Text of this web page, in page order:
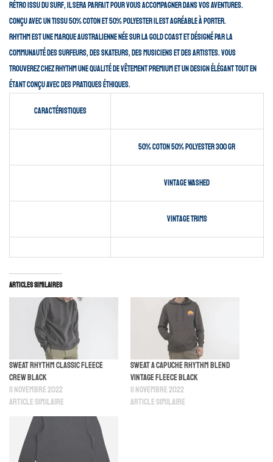
rétro issu du surf, il sera parfait pour vous accompagner dans vos aventures.
Conçu avec un tissu 50% coton et 50% polyester il est agréable à porter.
Rhythm est une marque Australienne née sur la Gold Coast et désigné par la
communauté des surfeurs, des skateurs, des musiciens et des artistes. Vous
trouverez chez Rhythm une qualité de vêtement premium et un design élégant tout en
étant conçu avec des pratiques éthiques.
Caractéristiques
50% coton 50% polyester 300 gr
Vintage Washed
Vintage Trims
Articles similaires
Sweat Rhythm Classic Fleece
Crew Black
11 novembre 2022
Article similaire
Sweat A Capuche Rhythm Blend
Vintage Fleece Black
11 novembre 2022
Article similaire